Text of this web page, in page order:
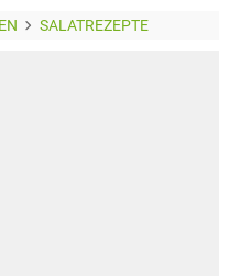
SALATREZEPTE